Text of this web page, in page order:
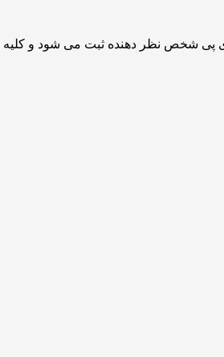
پی شخص نظر دهنده ثبت می شود و کلیه